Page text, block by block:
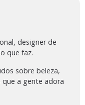
designer de
que faz.
sobre beleza,
a gente adora